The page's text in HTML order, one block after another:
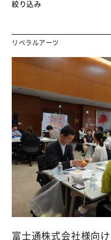
す。（フェーズ2で対応）
絞り込み
リベラルアーツ
富士通株式会社様向け